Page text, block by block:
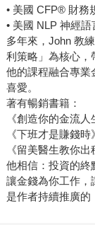
• 美國 CFP® 財務
• 美國 NLP 神經
多年來，John 教
利策略」為核心，
他的課程融合專業
喜愛。
著有暢銷書籍：
《創造你的金流人
《下班才是賺錢時》
《留美醫生教你
他相信：投資的終
讓金錢為你工作，
是作者持續推廣的